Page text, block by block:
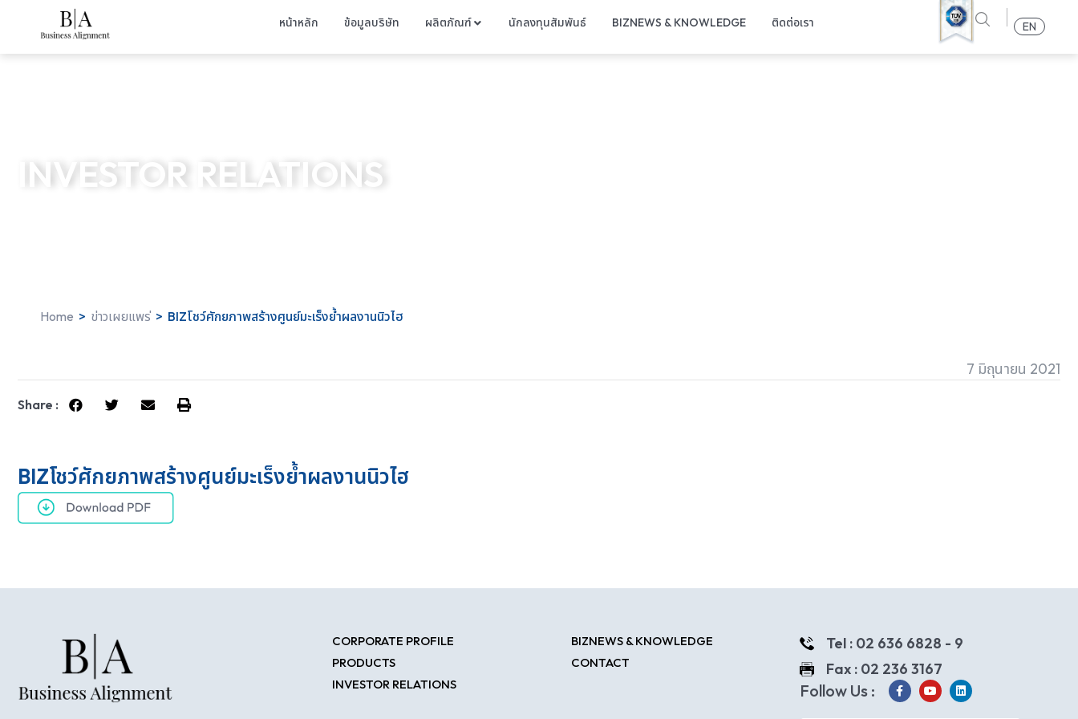
หน้าหลัก ข้อมูลบริษัท ผลิตภัณฑ์ นักลงทุนสัมพันธ์ BIZNEWS & KNOWLEDGE ติดต่อเรา EN
INVESTOR RELATIONS
Home > ข่าวเผยแพร่ > BIZโชว์ศักยภาพสร้างศูนย์มะเร็งย้ำผลงานนิวไฮ
7 มิถุนายน 2021
Share :
BIZโชว์ศักยภาพสร้างศูนย์มะเร็งย้ำผลงานนิวไฮ
CORPORATE PROFILE
PRODUCTS
INVESTOR RELATIONS
BIZNEWS & KNOWLEDGE
CONTACT
Tel : 02 636 6828 - 9
Fax : 02 236 3167
Follow Us :